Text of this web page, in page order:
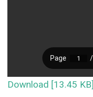
Download [13.45 KB]